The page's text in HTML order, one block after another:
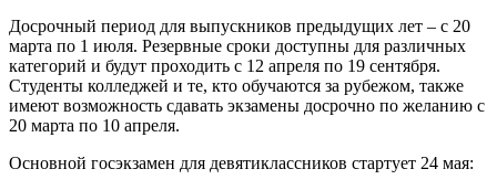
Досрочный период для выпускников предыдущих лет – с 20
марта по 1 июля. Резервные сроки доступны для различных
категорий и будут проходить с 12 апреля по 19 сентября.
Студенты колледжей и те, кто обучаются за рубежом, также
имеют возможность сдавать экзамены досрочно по желанию с
20 марта по 10 апреля.
Основной госэкзамен для девятиклассников стартует 24 мая: